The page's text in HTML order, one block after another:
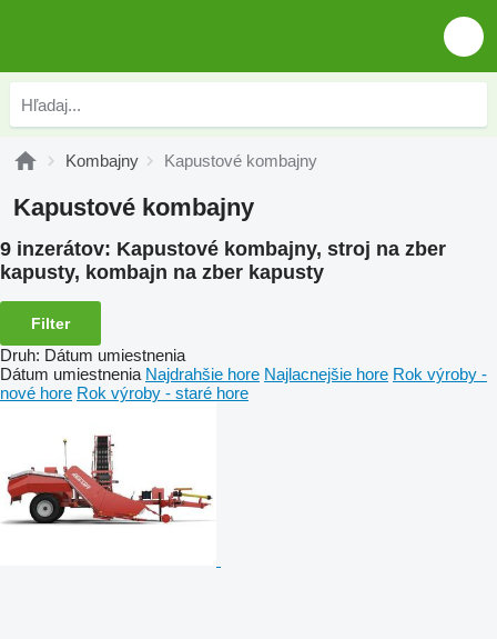
Kombajny Kapustové kombajny
Kapustové kombajny
9 inzerátov: Kapustové kombajny, stroj na zber
kapusty, kombajn na zber kapusty
Filter
Druh: Dátum umiestnenia
Dátum umiestnenia Najdrahšie hore Najlacnejšie hore Rok výroby -
nové hore Rok výroby - staré hore